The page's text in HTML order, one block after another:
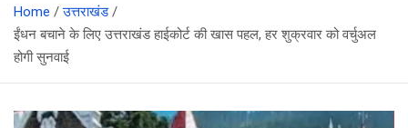
Home
उत्तराखंड
ईंधन बचाने के लिए उत्तराखंड हाईकोर्ट की खास पहल, हर शुक्रवार को वर्चुअल
होगी सुनवाई